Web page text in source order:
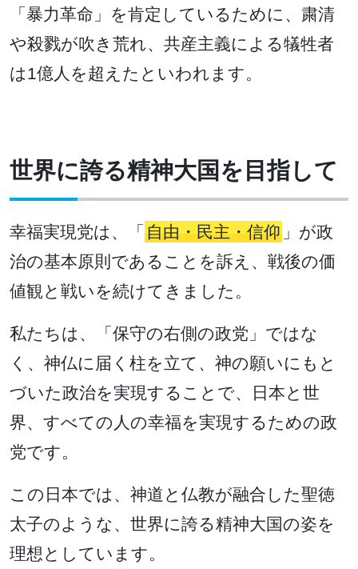
「暴力革命」を肯定しているために、粛清
や殺戮が吹き荒れ、共産主義による犠牲者
は1億人を超えたといわれます。
世界に誇る精神大国を目指して
幸福実現党は、「 自由・民主・信仰 」が政
治の基本原則であることを訴え、戦後の価
値観と戦いを続けてきました。
私たちは、「保守の右側の政党」ではな
く、神仏に届く柱を立て、神の願いにもと
づいた政治を実現することで、日本と世
界、すべての人の幸福を実現するための政
党です。
この日本では、神道と仏教が融合した聖徳
太子のような、世界に誇る精神大国の姿を
理想としています。